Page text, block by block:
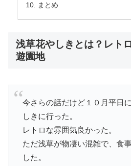
まとめ
浅草花やしきとは？レト
遊園地
今さらの話だけど１０月平日
しきに行った。
レトロな雰囲気良かった。
ただ浅草が物凄い混雑で、食
した。